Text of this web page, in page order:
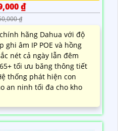
₫
₫
hãng Dahua với độ
ghi âm IP POE và hồng
nét cả ngày lẫn đêm
tối ưu băng thông tiết
thống phát hiện con
an ninh tối đa cho kho